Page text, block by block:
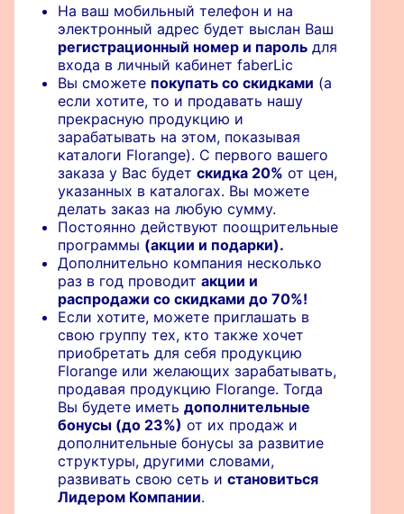
На ваш мобильный телефон и на
электронный адрес будет выслан Ваш
регистрационный номер и парольдля
входа в личный кабинет faberLic
Вы сможете покупать со скидками (а
если хотите, то и продавать нашу
прекрасную продукцию и
зарабатывать на этом, показывая
каталоги Florange). С первого вашего
заказа у Вас будет скидка 20% от цен,
указанных в каталогах. Вы можете
делать заказ на любую сумму.
Постоянно действуют поощрительные
программы (акции и подарки).
Дополнительно компания несколько
раз в год проводит акции и
распродажи со скидками до 70%!
Если хотите, можете приглашать в
свою группу тех, кто также хочет
приобретать для себя продукцию
Florange или желающих зарабатывать,
продавая продукцию Florange. Тогда
Вы будете иметь дополнительные
бонусы (до 23%) от их продаж и
дополнительные бонусы за развитие
структуры, другими словами,
развивать свою сеть и становиться
Лидером Компании.